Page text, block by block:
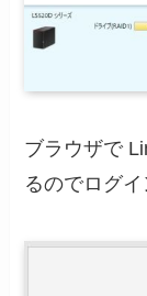
ブラウザで
るのでログイ